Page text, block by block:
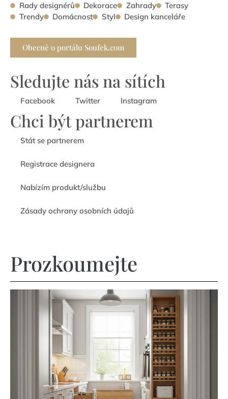
Rady designérů
Dekorace Zahrady
Terasy
Trendy
Domácnost Styl Design kanceláře
Obecně o portálu Soufek.com
Sledujte nás na sítích
Facebook Twitter Instagram
Chci být partnerem
Stát se partnerem
Registrace designera
Nabízím produkt/službu
Zásady ochrany osobních údajů
Prozkoumejte